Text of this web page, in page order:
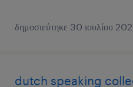
δημοσιεύτηκε 30 ιουλίου
dutch speaking